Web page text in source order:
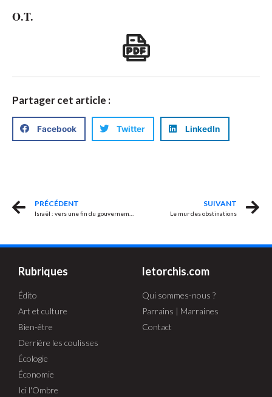
O.T.
Partager cet article :
Facebook Twitter LinkedIn
PRÉCÉDENT SUIVANT
Le mur des obstinations
Rubriques
Édito
Art et culture
Bien-être
Derrière les coulisses
Écologie
Économie
Ici l'Ombre
letorchis.com
Qui sommes-nous ?
Parrains | Marraines
Contact